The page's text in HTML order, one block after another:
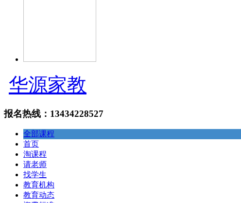
华源家教
报名热线：13434228527
全部课程
首页
淘课程
请老师
找学生
教育机构
教育动态